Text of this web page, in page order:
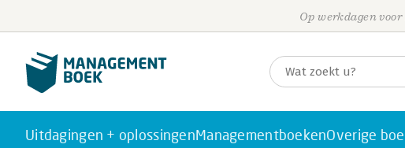
Op werkdagen
Uitdagingen + oplossingenManagementboekenOverige